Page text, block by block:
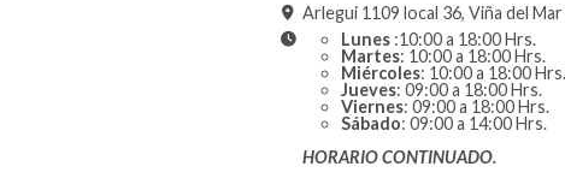
Arlegui 1109 local 36, Viña del Mar
Lunes :10:00 a 18:00 Hrs.
Martes: 10:00 a 18:00 Hrs.
Miércoles: 10:00 a 18:00 Hrs.
Jueves: 09:00 a 18:00 Hrs.
Viernes: 09:00 a 18:00 Hrs.
Sábado: 09:00 a 14:00 Hrs.
HORARIO CONTINUADO.